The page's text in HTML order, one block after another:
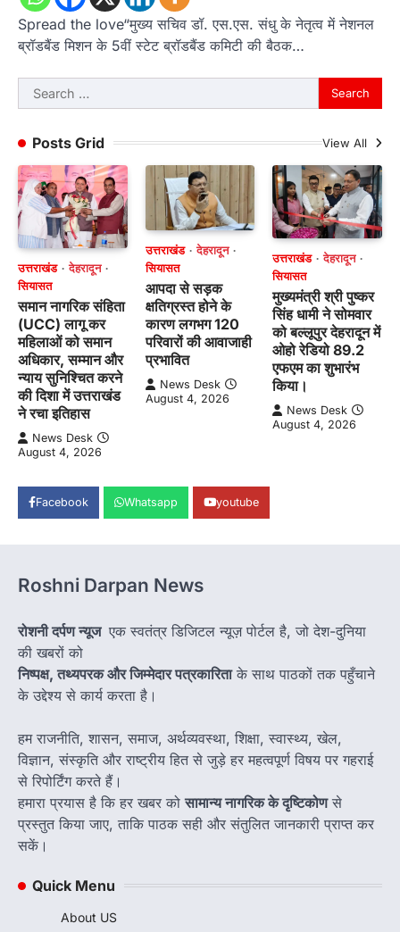
Spread the love“मुख्य सचिव डॉ. एस.एस. संधु के नेतृत्व में नेशनल
ब्रॉडबैंड मिशन के 5वीं स्टेट ब्रॉडबैंड कमिटी की बैठक…
Search
for:
Posts Grid
View All
उत्तराखंड
देहरादून
सियासत
समान नागरिक संहिता
(UCC) लागू कर
महिलाओं को समान
अधिकार, सम्मान और
न्याय सुनिश्चित करने
की दिशा में उत्तराखंड
ने रचा इतिहास
News Desk
August 4, 2026
उत्तराखंड
देहरादून
सियासत
आपदा से सड़क
क्षतिग्रस्त होने के
कारण लगभग 120
परिवारों की आवाजाही
प्रभावित
News Desk
August 4, 2026
उत्तराखंड
देहरादून
सियासत
मुख्यमंत्री श्री पुष्कर
सिंह धामी ने सोमवार
को बल्लूपुर देहरादून में
ओहो रेडियो 89.2
एफएम का शुभारंभ
किया।
News Desk
August 4, 2026
Facebook Whatsapp youtube
Roshni Darpan News
रोशनी दर्पण न्यूज एक स्वतंत्र डिजिटल न्यूज़ पोर्टल है, जो देश-दुनिया
की खबरों को
निष्पक्ष, तथ्यपरक और जिम्मेदार पत्रकारिताके साथ पाठकों तक पहुँचाने
के उद्देश्य से कार्य करता है।
हम राजनीति, शासन, समाज, अर्थव्यवस्था, शिक्षा, स्वास्थ्य, खेल,
विज्ञान, संस्कृति और राष्ट्रीय हित से जुड़े हर महत्वपूर्ण विषय पर गहराई
से रिपोर्टिंग करते हैं।
हमारा प्रयास है कि हर खबर कोसामान्य नागरिक के दृष्टिकोणसे
प्रस्तुत किया जाए, ताकि पाठक सही और संतुलित जानकारी प्राप्त कर
सकें।
Quick Menu
About US